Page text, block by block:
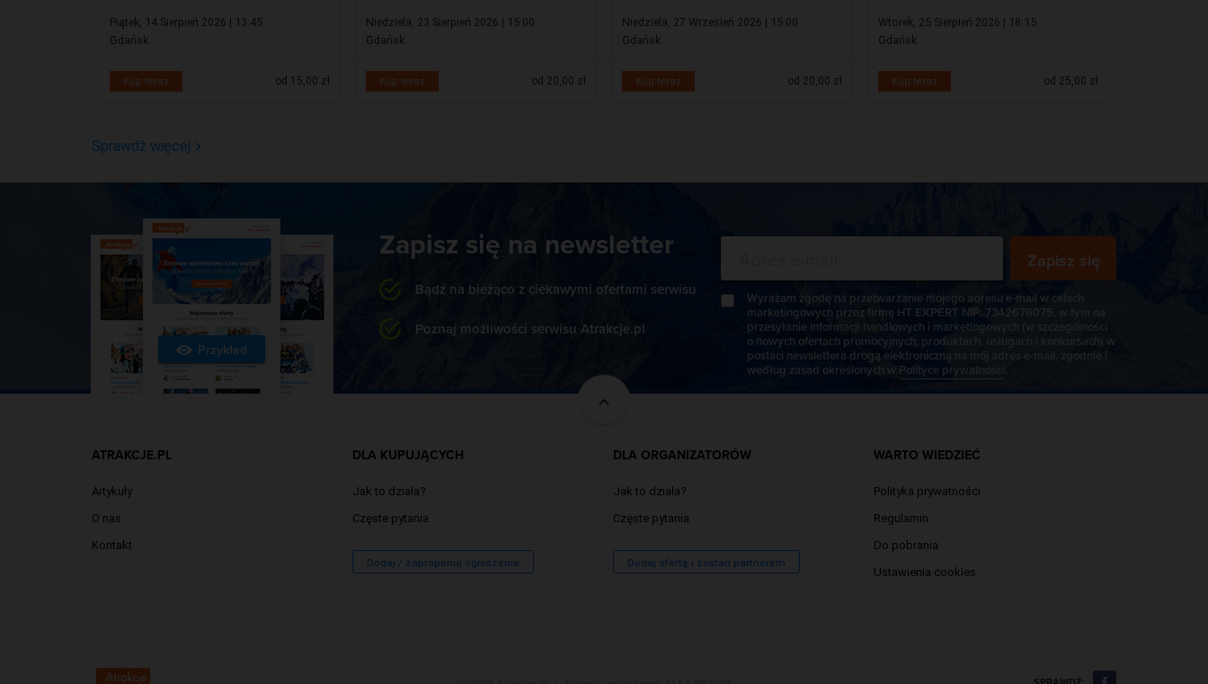
Piątek, 14 Sierpień 2026 | 13:45
Gdańsk
Kup teraz od 15,00 zł
Niedziela, 23 Sierpień 2026 | 15:00
Gdańsk
Kup teraz od 20,00 zł
Niedziela, 27 Wrzesień 2026 | 15:00
Gdańsk
Kup teraz od 20,00 zł
Wtorek, 25 Sierpień 2026 | 18:15
Gdańsk
Kup teraz od 25,00 zł
Sprawdź więcej
Przykład
Zapisz się na newsletter
Bądź na bieżąco z ciekawymi ofertami serwisu
Poznaj możliwości serwisu Atrakcje.pl
Zapisz się
Wyrażam zgodę na przetwarzanie mojego adresu e-mail w celach
marketingowych przez firmę HT EXPERT NIP: 7342676075, w tym na
przesyłanie informacji handlowych i marketingowych (w szczególności
o nowych ofertach promocyjnych, produktach, usługach i konkursach) w
postaci newslettera drogą elektroniczną na mój adres e-mail, zgodnie i
według zasad określonych w Polityce prywatności
ATRAKCJE.PL
Artykuły
O nas
Kontakt
DLA KUPUJĄCYCH
Jak to działa?
Częste pytania
Dodaj / zaproponuj ogłoszenie
DLA ORGANIZATORÓW
Jak to działa?
Częste pytania
Dodaj ofertę i zostań partnerem
WARTO WIEDZIEĆ
Polityka prywatności
Regulamin
Do pobrania
Ustawienia cookies